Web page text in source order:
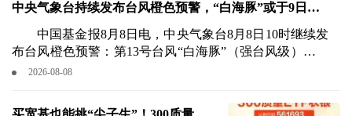
中央气象台持续发布台风橙色预警，“白海豚”或于9日晚
至10日晨登陆浙闽沿海
中国基金报8月8日电，中央气象台8月8日10时继续发
布台风橙色预警：第13号台风“白海豚”（强台风级）当前
位于温州以东约520公里的东海南部海域，中心附近最大
2026-08-08